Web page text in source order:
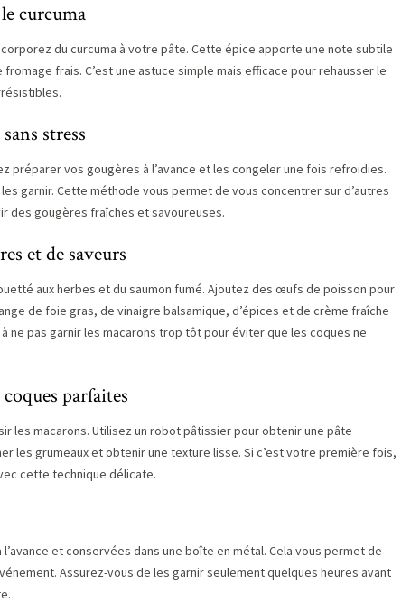
curcuma
du curcuma à votre pâte. Cette épice apporte une note subtile
frais. C’est une astuce simple mais efficace pour rehausser le
stress
préparer vos gougères à l’avance et les congeler une fois refroidies.
garnir. Cette méthode vous permet de vous concentrer sur d’autres
des gougères fraîches et savoureuses.
et de saveurs
aux herbes et du saumon fumé. Ajoutez des œufs de poisson pour
de foie gras, de vinaigre balsamique, d’épices et de crème fraîche
ne pas garnir les macarons trop tôt pour éviter que les coques ne
parfaites
les macarons. Utilisez un robot pâtissier pour obtenir une pâte
les grumeaux et obtenir une texture lisse. Si c’est votre première fois,
cette technique délicate.
et conservées dans une boîte en métal. Cela vous permet de
Assurez-vous de les garnir seulement quelques heures avant